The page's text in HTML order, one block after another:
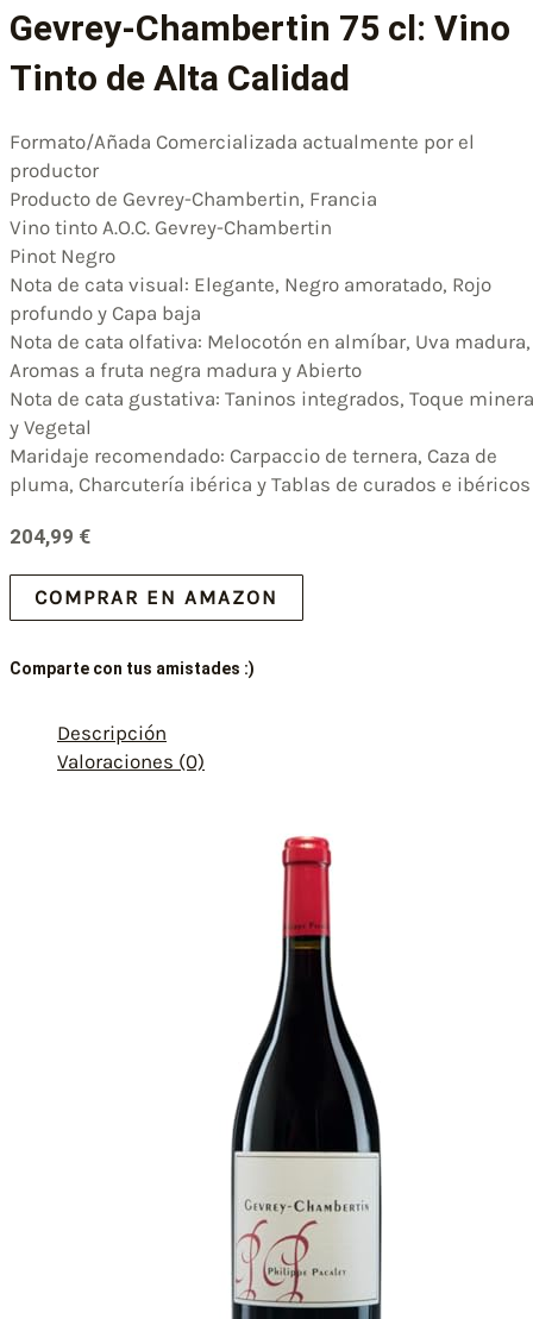
Gevrey-Chambertin 75 cl: Vino
Tinto de Alta Calidad
Formato/Añada Comercializada actualmente por el
productor
Producto de Gevrey-Chambertin, Francia
Vino tinto A.O.C. Gevrey-Chambertin
Pinot Negro
Nota de cata visual: Elegante, Negro amoratado, Rojo
profundo y Capa baja
Nota de cata olfativa: Melocotón en almíbar, Uva madura,
Aromas a fruta negra madura y Abierto
Nota de cata gustativa: Taninos integrados, Toque
y Vegetal
Maridaje recomendado: Carpaccio de ternera, Caza de
pluma, Charcutería ibérica y Tablas de curados e ibéricos
204,99 €
COMPRAR EN AMAZON
Comparte con tus amistades :)
Descripción
Valoraciones (0)